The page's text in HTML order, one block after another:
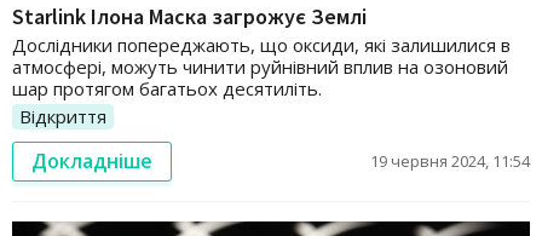
Starlink Ілона Маска загрожує Землі
Дослідники попереджають, що оксиди, які залишилися в
атмосфері, можуть чинити руйнівний вплив на озоновий
шар протягом багатьох десятиліть.
Відкриття
Докладніше 19 червня 2024, 11:54